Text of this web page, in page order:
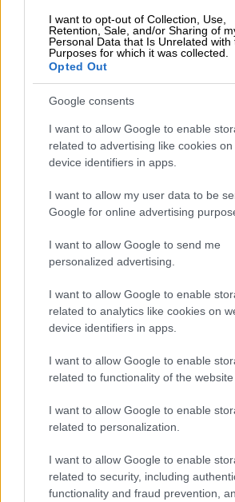
I want to opt-out of Collection, Use,
Retention, Sale, and/or Sharing of
Personal Data that Is Unrelated with
Purposes for which it was collected.
Opted Out
Google consents
I want to allow Google to enable
related to advertising like cookies
device identifiers in apps.
I want to allow my user data to be
Google for online advertising
I want to allow Google to send me
personalized advertising.
I want to allow Google to enable
related to analytics like cookies on
device identifiers in apps.
I want to allow Google to enable
related to functionality of the website
I want to allow Google to enable
related to personalization.
I want to allow Google to enable
related to security, including
functionality and fraud prevention,
βζ) των επιδομάτων των
π.δ. 169/2007, 100 έως 103
168/2007 (Α΄ 209), τα οποία
από το Δημόσιο,
βη) σύνταξης αναπηρίας εξ
δικαιώματος, η οποία
σύμφωνα με το άρθρο 88 του
και καταβάλλεται από το
γ) Στα άτομα με αναπηρία που
δικαιούνται αναδρομικής
προνοιακής παροχής σε
βγ) της περ. β) για τον μήνα
εκάστου έτους αναφοράς,
καταβολή της μηνιαίας
του μήνα αυτού.
δ) Στους ανάδοχους γονείς
ενταγμένων σε γενικά ή
προνοιακά προγράμματα, οι
λαμβάνουν οικονομική
του ν. 4538/2018 (Α΄ 85), περί
διευκολύνσεων σε ανάδοχους